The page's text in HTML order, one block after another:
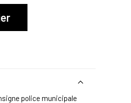
police municipale